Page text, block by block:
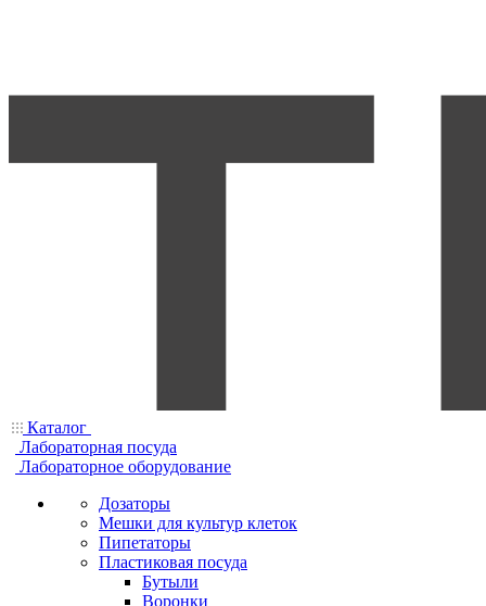
Каталог
Лабораторная посуда
Лабораторное оборудование
Дозаторы
Мешки для культур клеток
Пипетаторы
Пластиковая посуда
Бутыли
Воронки